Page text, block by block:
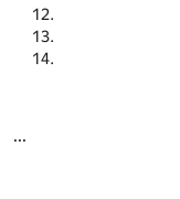
...